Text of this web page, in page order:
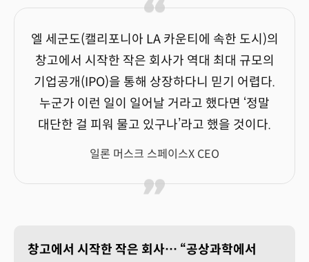
엘 세군도(캘리포니아 LA 카운티에 속한 도시)의
창고에서 시작한 작은 회사가 역대 최대 규모의
기업공개(IPO)을 통해 상장하다니 믿기 어렵다.
누군가 이런 일이 일어날 거라고 했다면 ‘정말
대단한 걸 피워 물고 있구나’라고 했을 것이다.
일론 머스크 스페이스X CEO
창고에서 시작한 작은 회사… “공상과학에서